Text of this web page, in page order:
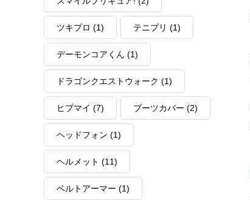
ツキプロ (1) テニプリ (1)
デーモンコアくん (1)
ドラゴンクエストウォーク (1)
ヒプマイ (7) ブーツカバー (2)
ヘッドフォン (1)
ヘルメット (11)
ベルトアーマー (1)